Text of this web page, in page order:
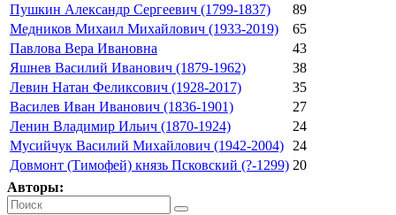
Пушкин Александр Сергеевич (1799-1837)
89
Медников Михаил Михайлович (1933-2019)
65
Павлова Вера Ивановна
43
Яшнев Василий Иванович (1879-1962)
38
Левин Натан Феликсович (1928-2017)
35
Василев Иван Иванович (1836-1901)
27
Ленин Владимир Ильич (1870-1924)
24
Мусийчук Василий Михайлович (1942-2004)
24
Довмонт (Тимофей) князь Псковский (?-1299) 20
Авторы: